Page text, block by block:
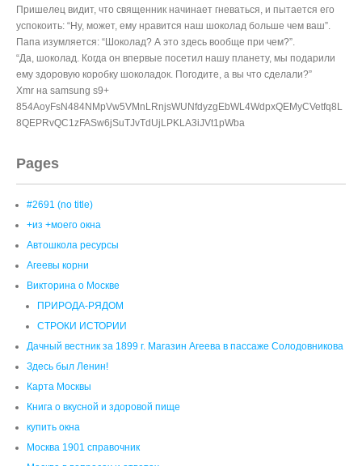
успокоить: “Ну, может, ему нравится наш шоколад больше чем ваш”.
Папа изумляется: “Шоколад? А это здесь вообще при чем?”.
“Да, шоколад. Когда он впервые посетил нашу планету, мы подарили
ему здоровую коробку шоколадок. Погодите, а вы что сделали?”
Xmr на samsung s9+
854AoyFsN484NMpVw5VMnLRnjsWUNfdyzgEbWL4WdpxQEMyCVetfq8L
8QEPRvQC1zFASw6jSuTJvTdUjLPKLA3iJVt1pWba
#2691 (no title)
+из +моего окна
Автошкола ресурсы
Агеевы корни
Викторина о Москве
ПРИРОДА-РЯДОМ
СТРОКИ ИСТОРИИ
Дачный вестник за 1899 г. Магазин Агеева в пассаже Солодовникова
Здесь был Ленин!
Карта Москвы
Книга о вкусной и здоровой пище
купить окна
Москва 1901 справочник
Москва в вопросах и ответах